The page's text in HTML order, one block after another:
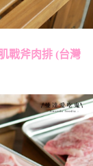
戰斧肉排 (台灣